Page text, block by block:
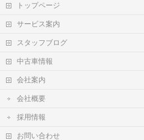
トップページ
サービス案内
スタッフブログ
中古車情報
会社案内
会社概要
採用情報
お問い合わせ